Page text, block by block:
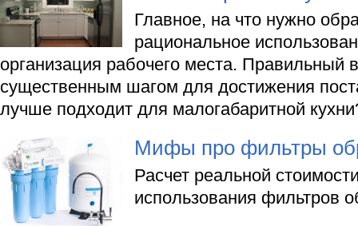
Главное, на что нужно
рациональное
организация рабочего места. Правильный
существенным шагом для достижения
лучше подходит для малогабаритной
Мифы про фильтры
Расчет реальной
использования фильтров